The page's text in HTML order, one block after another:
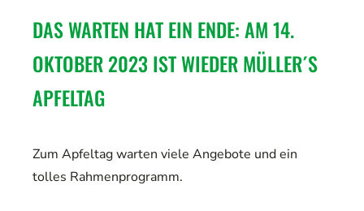
DAS WARTEN HAT EIN ENDE: AM 14.
OKTOBER 2023 IST WIEDER MÜLLER´S
Zum Apfeltag warten viele Angebote und ein
tolles Rahmenprogramm.